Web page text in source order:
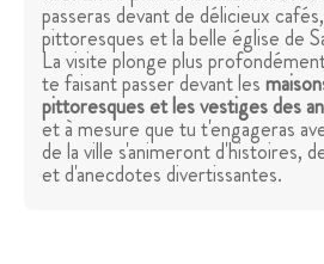
passeras devant de délicieux
pittoresques et la belle église de
La visite plonge plus
te faisant passer devant les
pittoresques et les vestiges des
et à mesure que tu t'engageras
de la ville s'animeront d'histoires,
et d'anecdotes divertissantes.